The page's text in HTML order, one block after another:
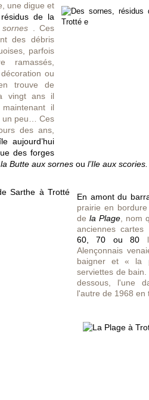
une digue et
de la
sornes . Ces
des débris
parfois
ramassés,
ou
trouve de
vingt ans il
il
un peu… Ces
des ans,
aujourd’hui
des forges
la Butte aux sornes ou l’Ile aux scories.
En amont du
prairie en
de la Plage, nom
anciennes cartes
60, 70 ou 80
Alençonnais
baigner et « la
serviettes de
dessous, l'une
l'autre de 1968 en